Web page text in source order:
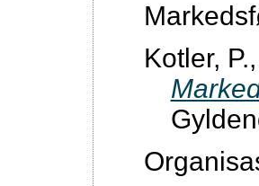
Kotler,